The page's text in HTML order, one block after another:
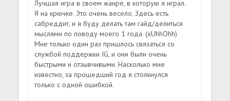
Лучшая игра в своем жанре, в которую я играл.
Я на крючке. Это очень весело. Здесь есть
сабреддит, и я буду делать там гайд/делиться
мыслями по поводу моего 1 года. (xUhhOhh)
Мне только один раз пришлось связаться со
службой поддержки IG, и они были очень
быстрыми и отзывчивыми. Насколько мне
известно, за прошедший год я столкнулся
только с одной ошибкой.